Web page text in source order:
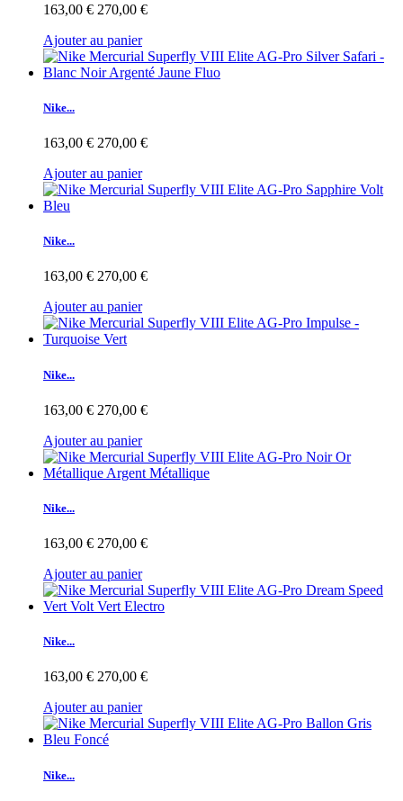
163,00 € 270,00 €
Ajouter au panier
Nike...
163,00 € 270,00 €
Ajouter au panier
Nike...
163,00 € 270,00 €
Ajouter au panier
Nike...
163,00 € 270,00 €
Ajouter au panier
Nike...
163,00 € 270,00 €
Ajouter au panier
Nike...
163,00 € 270,00 €
Ajouter au panier
Nike...